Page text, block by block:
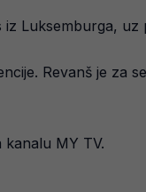
Luksemburga,
Revanš je
MY TV.